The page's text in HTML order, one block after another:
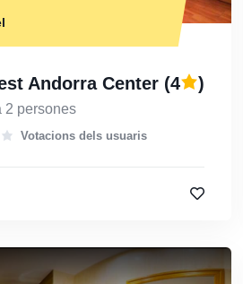
Andorra Center(4 )
2 persones
Votacions dels usuaris